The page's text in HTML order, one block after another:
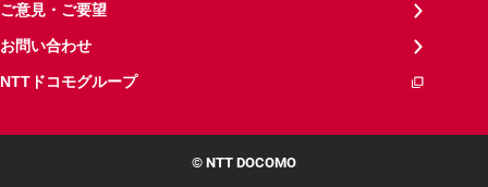
ご意見・ご要望
お問い合わせ
NTTドコモグループ
© NTT DOCOMO